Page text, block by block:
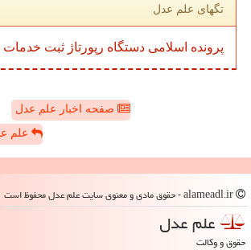
تگهای علم عدل
پرونده اسلامی دستگاه رپورتاژ ثبت خدمات
صفحه اخبار علم عدل
علم
علم عدل
حقوق و وکالت